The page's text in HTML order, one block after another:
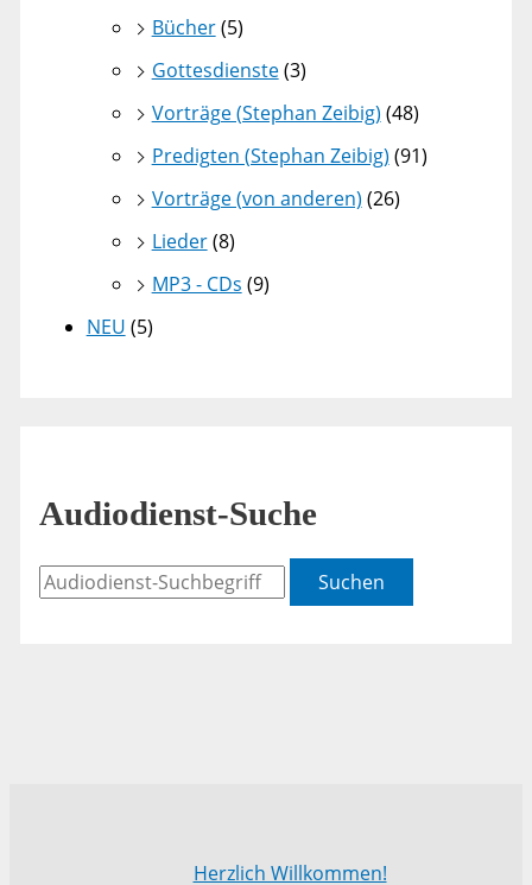
Bücher(5)
Gottesdienste(3)
Vorträge (Stephan Zeibig) (48)
Predigten (Stephan Zeibig) (91)
Vorträge (von anderen) (26)
Lieder(8)
MP3 - CDs (9)
NEU (5)
Audiodienst-Suche
Suchen
Herzlich Willkommen!